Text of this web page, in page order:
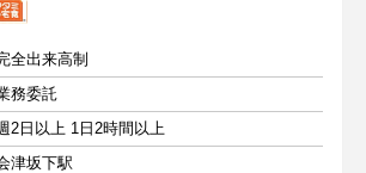
全出来高制
務委託
2日以上 1日2時間以上
津坂下駅